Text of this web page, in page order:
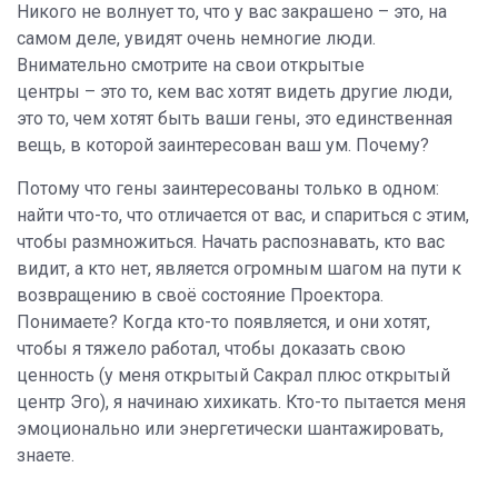
Никого не волнует то, что у вас закрашено – это, на
самом деле, увидят очень немногие люди.
Внимательно смотрите на свои открытые
центры – это то, кем вас хотят видеть другие люди,
это то, чем хотят быть ваши гены, это единственная
вещь, в которой заинтересован ваш ум. Почему?
Потому что гены заинтересованы только в одном:
найти что-то, что отличается от вас, и спариться с этим,
чтобы размножиться. Начать распознавать, кто вас
видит, а кто нет, является огромным шагом на пути к
возвращению в своё состояние Проектора.
Понимаете? Когда кто-то появляется, и они хотят,
чтобы я тяжело работал, чтобы доказать свою
ценность (у меня открытый Сакрал плюс открытый
центр Эго), я начинаю хихикать. Кто-то пытается меня
эмоционально или энергетически шантажировать,
знаете.